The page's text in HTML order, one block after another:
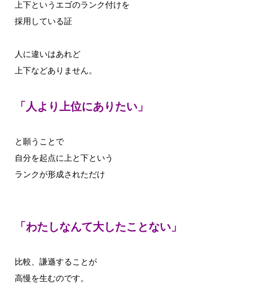
上下というエゴのランク付けを
採用している証
人に違いはあれど
上下などありません。
「人より上位にありたい」
と願うことで
自分を起点に上と下という
ランクが形成されただけ
「わたしなんて大したことない」
比較、謙遜することが
高慢を生むのです。